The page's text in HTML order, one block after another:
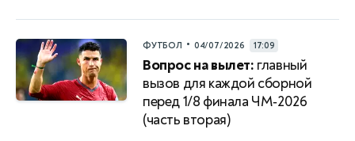
ФУТБОЛ • 04/07/2026 17:09
Вопрос на вылет: главный
вызов для каждой сборной
перед 1/8 финала ЧМ‑2026
(часть вторая)